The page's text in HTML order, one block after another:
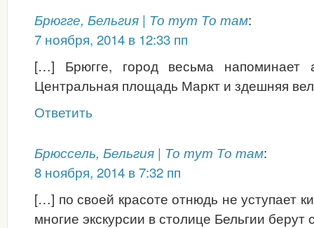
Брюгге, Бельгия | То тут То там:
7 ноября, 2014 в 12:33 пп
[…] Брюгге, город весьма напоминает
Центральная площадь Маркт и здешняя
Ответить
Брюссель, Бельгия | То тут То там:
8 ноября, 2014 в 7:32 пп
[…] по своей красоте отнюдь не уступает
многие экскурсии в столице Бельгии